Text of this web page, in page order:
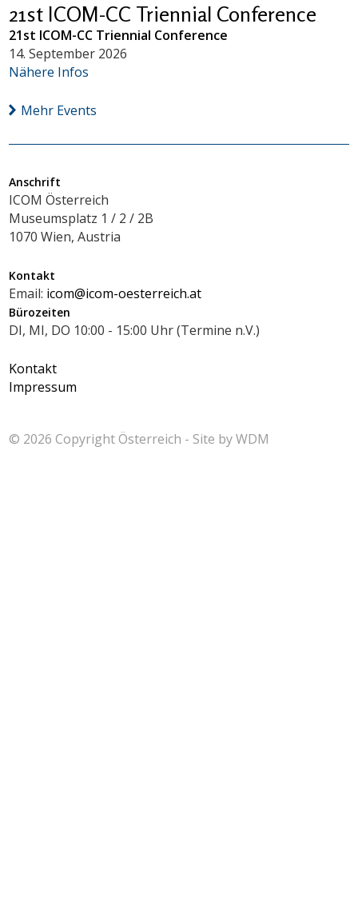
21st ICOM-CC Triennial Conference
21st ICOM-CC Triennial Conference
14. September 2026
Nähere Infos
Mehr Events
Anschrift
ICOM Österreich
Museumsplatz 1 / 2 / 2B
1070 Wien, Austria
Kontakt
Email: icom@icom-oesterreich.at
Bürozeiten
DI, MI, DO 10:00 - 15:00 Uhr (Termine n.V.)
Kontakt
Impressum
© 2026 CopyrightÖsterreich - Site byWDM